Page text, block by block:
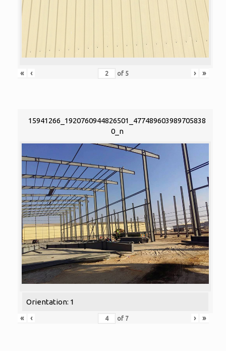
« ‹ of 5 › »
15941266_1920760944826501_477489603989705838
0_n
Orientation: 1
«
‹ of 7 › »